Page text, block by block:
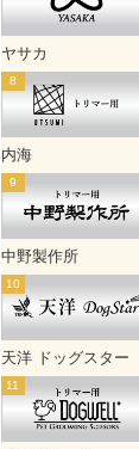
ヤサカ
内海
中野製作所
天洋 ドッグスター